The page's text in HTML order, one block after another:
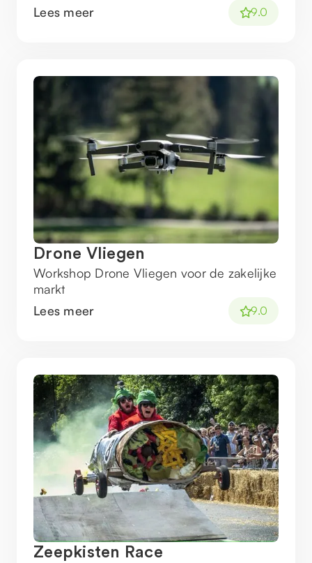
Lees meer
9.0
Drone Vliegen
Workshop Drone Vliegen voor de zakelijke
markt
Lees meer
9.0
Zeepkisten Race